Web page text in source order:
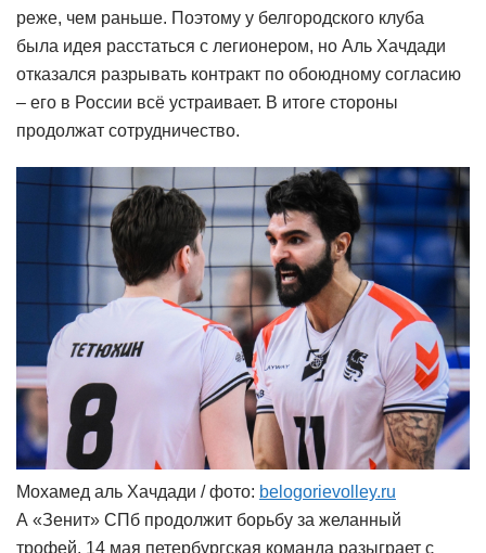
реже, чем раньше. Поэтому у белгородского клуба
была идея расстаться с легионером, но Аль Хачдади
отказался разрывать контракт по обоюдному согласию
– его в России всё устраивает. В итоге стороны
продолжат сотрудничество.
Мохамед аль Хачдади / фото: belogorievolley.ru
А «Зенит» СПб продолжит борьбу за желанный
трофей. 14 мая петербургская команда разыграет с